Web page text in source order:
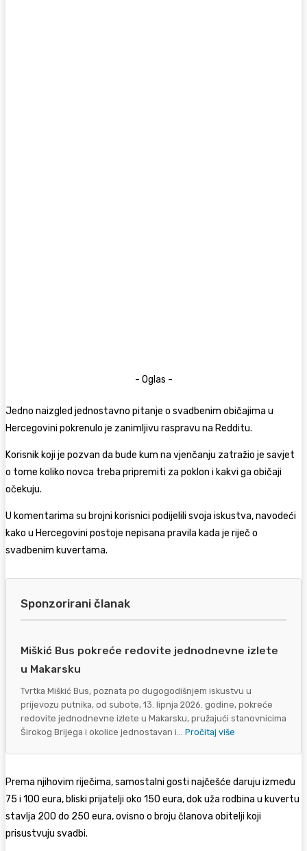
- Oglas -
Jedno naizgled jednostavno pitanje o svadbenim običajima u
Hercegovini pokrenulo je zanimljivu raspravu na Redditu.
Korisnik koji je pozvan da bude kum na vjenčanju zatražio je savjet
o tome koliko novca treba pripremiti za poklon i kakvi ga običaji
očekuju.
U komentarima su brojni korisnici podijelili svoja iskustva, navodeći
kako u Hercegovini postoje nepisana pravila kada je riječ o
svadbenim kuvertama.
Sponzorirani članak
Miškić Bus pokreće redovite jednodnevne izlete
u Makarsku
Tvrtka Miškić Bus, poznata po dugogodišnjem iskustvu u
prijevozu putnika, od subote, 13. lipnja 2026. godine, pokreće
redovite jednodnevne izlete u Makarsku, pružajući stanovnicima
Širokog Brijega i okolice jednostavan i... Pročitaj više
Prema njihovim riječima, samostalni gosti najčešće daruju između
75 i 100 eura, bliski prijatelji oko 150 eura, dok uža rodbina u kuvertu
stavlja 200 do 250 eura, ovisno o broju članova obitelji koji
prisustvuju svadbi.